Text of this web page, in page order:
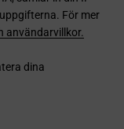
För mer
användarvillkor.
dina